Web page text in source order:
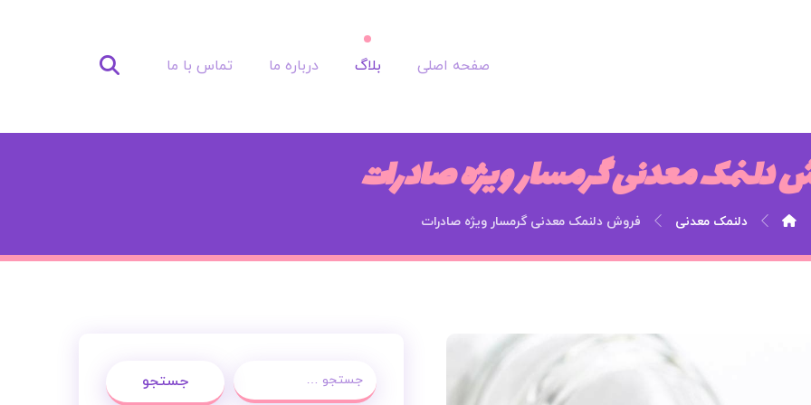
صفحه اصلی بلاگ درباره ما تماس با ما
دلنمک معدنی گرمسار ویژه صادرات
دلنمک معدنی فروش دلنمک معدنی گرمسار ویژه صادرات
جستجو